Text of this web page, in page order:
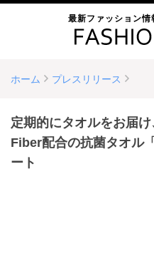
最新ファッション情
ホーム プレスリリース
定期的にタオルをお届
Fiber配合の抗菌タオル
ート